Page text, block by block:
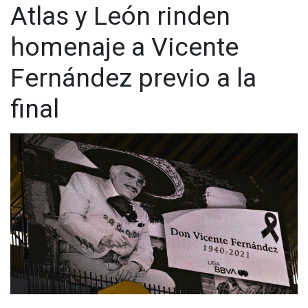
Atlas y León rinden
homenaje a Vicente
Fernández previo a la
final